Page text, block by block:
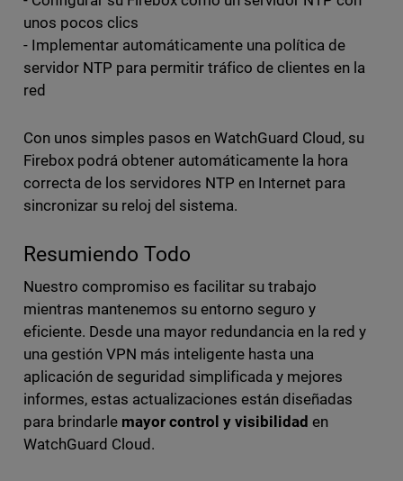
unos pocos clics
- Implementar automáticamente una política de
servidor NTP para permitir tráfico de clientes en la
red
Con unos simples pasos en WatchGuard Cloud, su
Firebox podrá obtener automáticamente la hora
correcta de los servidores NTP en Internet para
sincronizar su reloj del sistema.
Resumiendo Todo
Nuestro compromiso es facilitar su trabajo
mientras mantenemos su entorno seguro y
eficiente. Desde una mayor redundancia en la red y
una gestión VPN más inteligente hasta una
aplicación de seguridad simplificada y mejores
informes, estas actualizaciones están diseñadas
para brindarle mayor control y visibilidad en
WatchGuard Cloud.